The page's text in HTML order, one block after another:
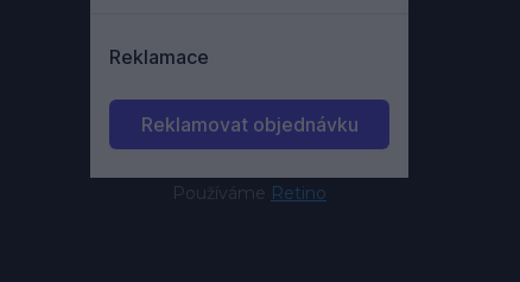
Používáme Retino